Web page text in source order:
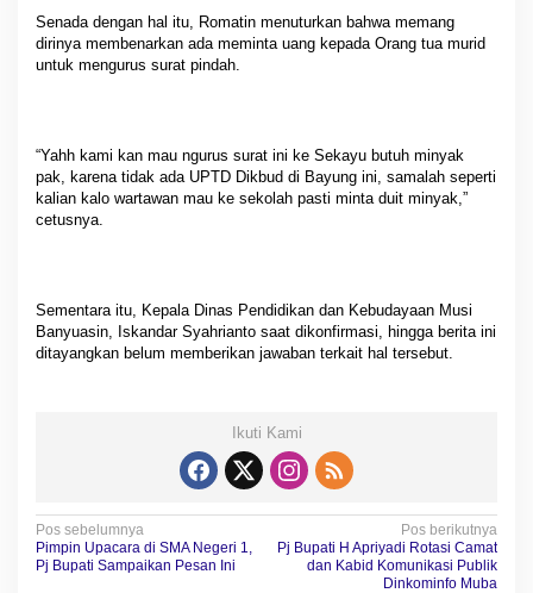
Senada dengan hal itu, Romatin menuturkan bahwa memang
dirinya membenarkan ada meminta uang kepada Orang tua murid
untuk mengurus surat pindah.
“Yahh kami kan mau ngurus surat ini ke Sekayu butuh minyak
pak, karena tidak ada UPTD Dikbud di Bayung ini, samalah seperti
kalian kalo wartawan mau ke sekolah pasti minta duit minyak,”
cetusnya.
Sementara itu, Kepala Dinas Pendidikan dan Kebudayaan Musi
Banyuasin, Iskandar Syahrianto saat dikonfirmasi, hingga berita ini
ditayangkan belum memberikan jawaban terkait hal tersebut.
Ikuti Kami
N
a
Pos sebelumnya
Pimpin Upacara di SMA Negeri 1,
Pj Bupati Sampaikan Pesan Ini
Pos berikutnya
Pj Bupati H Apriyadi Rotasi Camat
dan Kabid Komunikasi Publik
Dinkominfo Muba